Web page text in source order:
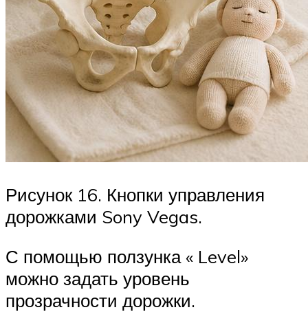
Рисунок 16. Кнопки управления
дорожками Sony Vegas.
С помощью ползунка « Level»
можно задать уровень
прозрачности дорожки.